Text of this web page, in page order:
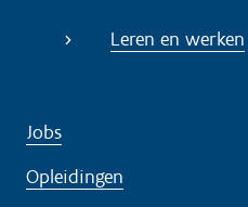
Leren en werken
Jobs
Opleidingen